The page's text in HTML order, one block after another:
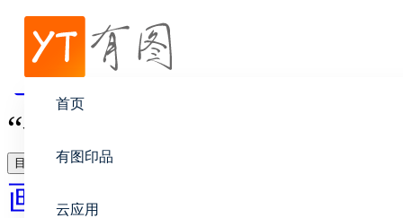
首页
有图印品
云应用
帮助中心
创意设计
“个性化印刷”与“差别化
目录
画册设计